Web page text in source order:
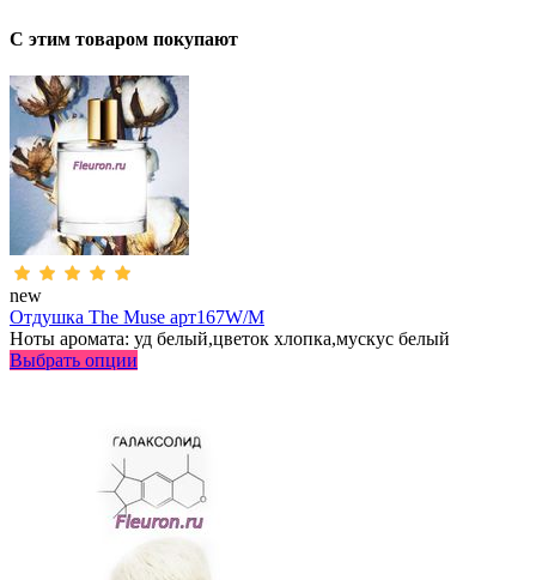
С этим товаром покупают
new
Отдушка The Muse арт167W/M
Ноты аромата: уд белый,цветок хлопка,мускус белый
Выбрать опции